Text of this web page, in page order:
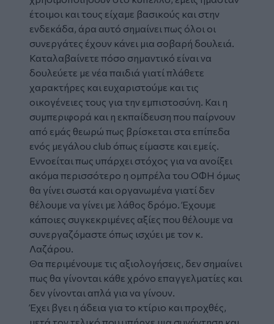
έτοιμοι και τους είχαμε βασικούς και στην
ενδεκάδα, άρα αυτό σημαίνει πως όλοι οι
συνεργάτες έχουν κάνει μια σοβαρή δουλειά.
Καταλαβαίνετε πόσο σημαντικό είναι να
δουλεύετε με νέα παιδιά γιατί πλάθετε
χαρακτήρες και ευχαριστούμε και τις
οικογένειες τους για την εμπιστοσύνη. Και η
συμπεριφορά και η εκπαίδευση που παίρνουν
από εμάς θεωρώ πως βρίσκεται στα επίπεδα
ενός μεγάλου club όπως είμαστε και εμείς.
Εννοείται πως υπάρχει στόχος για να ανοίξει
ακόμα περισσότερο η ομπρέλα του ΟΦΗ όμως
θα γίνει σωστά και οργανωμένα γιατί δεν
θέλουμε να γίνει με λάθος δρόμο. Έχουμε
κάποιες συγκεκριμένες αξίες που θέλουμε να
συνεργαζόμαστε όπως ισχύει με τον κ.
Λαζάρου.
Θα περιμένουμε τις αξιολογήσεις, δεν σημαίνει
πως θα γίνονται κάθε χρόνο επαγγελματίες και
δεν γίνονται απλά για να γίνουν.
Έχει βγει η άδεια για το κτίριο και προχθές,